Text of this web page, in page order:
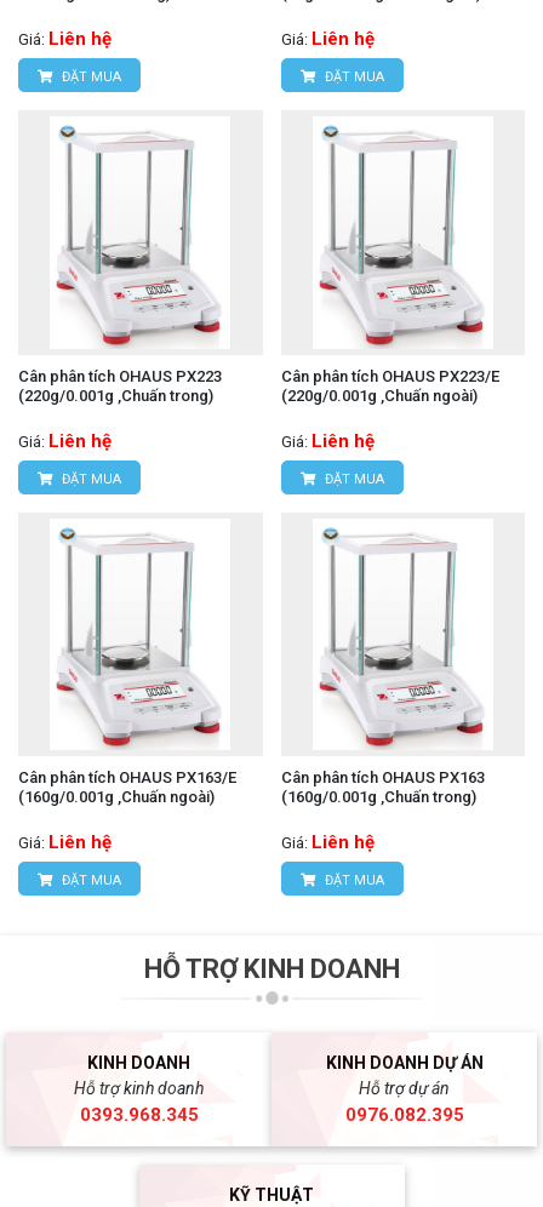
Giá: Liên hệ
ĐẶT MUA
Giá: Liên hệ
ĐẶT MUA
Cân phân tích OHAUS PX223
(220g/0.001g ,Chuấn trong)
Giá: Liên hệ
ĐẶT MUA
Cân phân tích OHAUS PX223/E
(220g/0.001g ,Chuấn ngoài)
Giá: Liên hệ
ĐẶT MUA
Cân phân tích OHAUS PX163/E
(160g/0.001g ,Chuấn ngoài)
Giá: Liên hệ
ĐẶT MUA
Cân phân tích OHAUS PX163
(160g/0.001g ,Chuấn trong)
Giá: Liên hệ
ĐẶT MUA
HỖ TRỢ KINH DOANH
KINH DOANH
Hỗ trợ kinh doanh
0393.968.345
KINH DOANH DỰ ÁN
Hỗ trợ dự án
0976.082.395
KỸ THUẬT